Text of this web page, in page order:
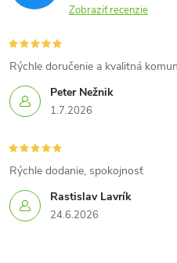
Zobraziť recenzie
Peter Nežnik
1.7.2026
Rýchle doručenie a kvalitná
Rastislav Lavrík
24.6.2026
Rýchle dodanie, spokojnosť